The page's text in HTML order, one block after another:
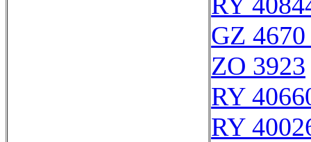
GZ
ZO 3923
RY
RY